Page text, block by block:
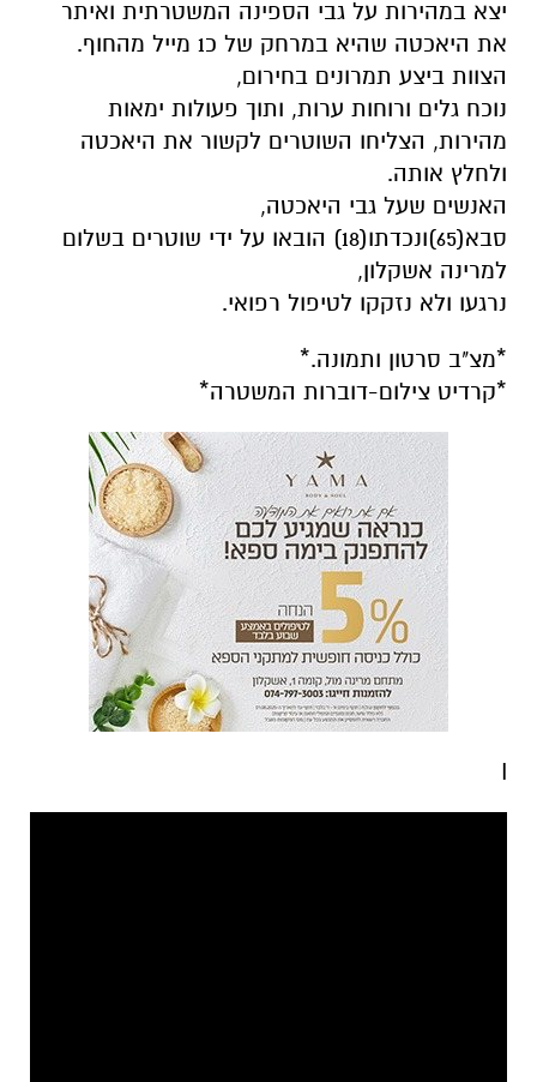
יצא במהירות על גבי הספינה המשטרתית ואיתר
את היאכטה שהיא במרחק של כ1 מייל מהחוף.
הצוות ביצע תמרונים בחירום,
נוכח גלים ורוחות ערות, ותוך פעולות ימאות
מהירות, הצליחו השוטרים לקשור את היאכטה
ולחלץ אותה.
האנשים שעל גבי היאכטה,
סבא(65)ונכדתו(18) הובאו על ידי שוטרים בשלום
למרינה אשקלון,
נרגעו ולא נזקקו לטיפול רפואי.
*מצ"ב סרטון ותמונה.*
*קרדיט צילום-דוברות המשטרה*
I